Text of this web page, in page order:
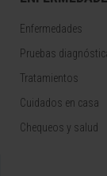
Enfermedades
Pruebas
Tratamientos
Cuidados en casa
Chequeos y salud